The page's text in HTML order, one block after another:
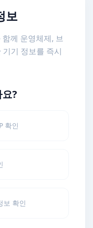
보
께 운영체제, 브
기 정보를 즉시
?
확인
보 확인